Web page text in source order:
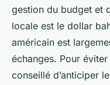
gestion du budget et
locale est le dollar
américain est
échanges. Pour
conseillé d’anticiper